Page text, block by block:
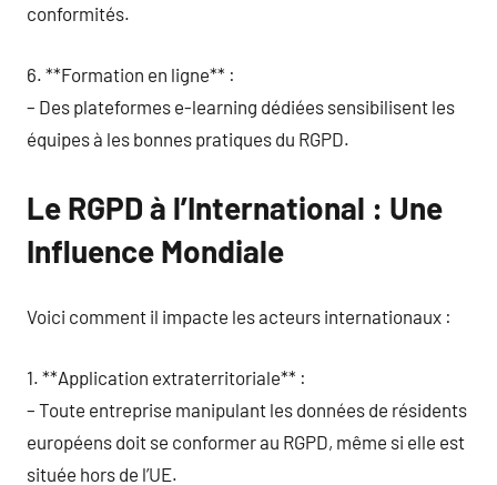
conformités.
6. **Formation en ligne** :
– Des plateformes e-learning dédiées sensibilisent les
équipes à les bonnes pratiques du RGPD.
Le RGPD à l’International : Une
Influence Mondiale
Voici comment il impacte les acteurs internationaux :
1. **Application extraterritoriale** :
– Toute entreprise manipulant les données de résidents
européens doit se conformer au RGPD, même si elle est
située hors de l’UE.